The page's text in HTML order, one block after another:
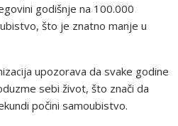
godišnje na 100.000
što je znatno manje u
upozorava da svake godine
sebi život, što znači da
počini samoubistvo.